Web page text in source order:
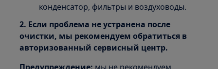
конденсатор, фильтры и воздуховоды.
2. Если проблема не устранена после
очистки, мы рекомендуем обратиться в
авторизованный сервисный центр.